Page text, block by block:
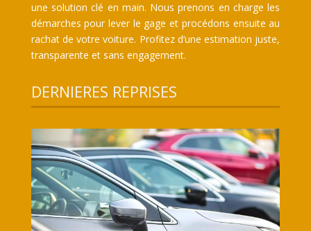
une solution clé en main. Nous prenons en charge les
démarches pour lever le gage et procédons ensuite au
rachat de votre voiture. Profitez d’une estimation juste,
transparente et sans engagement.
DERNIERES REPRISES